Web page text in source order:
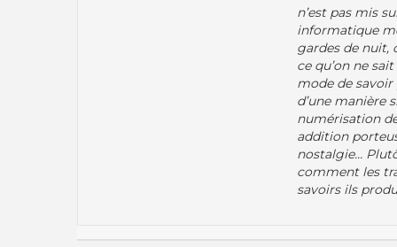
n’est pas mis
informatique
gardes de nuit,
ce qu’on ne
mode de
d’une manière
numérisation
addition
nostalgie…
comment les
savoirs ils